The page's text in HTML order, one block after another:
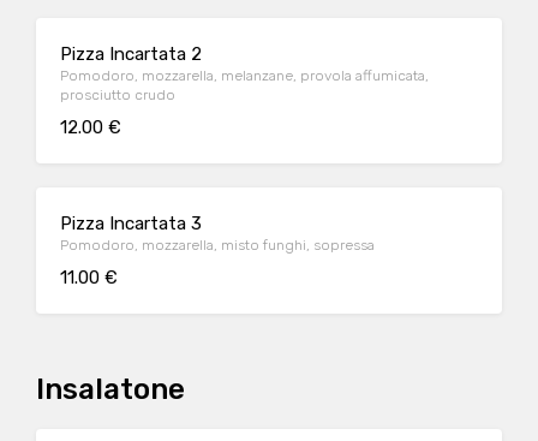
Pizza Incartata 2
Pomodoro, mozzarella, melanzane, provola affumicata,
prosciutto crudo
12.00 €
Pizza Incartata 3
Pomodoro, mozzarella, misto funghi, sopressa
11.00 €
Insalatone